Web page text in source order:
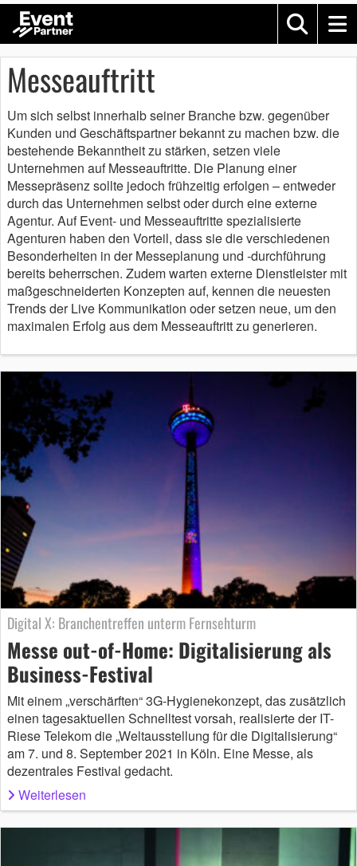
Messeauftritt
Um sich selbst innerhalb seiner Branche bzw. gegenüber
Kunden und Geschäftspartner bekannt zu machen bzw. die
bestehende Bekanntheit zu stärken, setzen viele
Unternehmen auf Messeauftritte. Die Planung einer
Messepräsenz sollte jedoch frühzeitig erfolgen – entweder
durch das Unternehmen selbst oder durch eine externe
Agentur. Auf Event- und Messeauftritte spezialisierte
Agenturen haben den Vorteil, dass sie die verschiedenen
Besonderheiten in der Messeplanung und -durchführung
bereits beherrschen. Zudem warten externe Dienstleister mit
maßgeschneiderten Konzepten auf, kennen die neuesten
Trends der Live Kommunikation oder setzen neue, um den
maximalen Erfolg aus dem Messeauftritt zu generieren.
Digital X: Branchentreffen unterm Fernsehturm
Messe out-of-Home: Digitalisierung als
Business-Festival
Mit einem „verschärften“ 3G-Hygienekonzept, das zusätzlich
einen tagesaktuellen Schnelltest vorsah, realisierte der IT-
Riese Telekom die „Weltausstellung für die Digitalisierung“
am 7. und 8. September 2021 in Köln. Eine Messe, als
dezentrales Festival gedacht.
Weiterlesen